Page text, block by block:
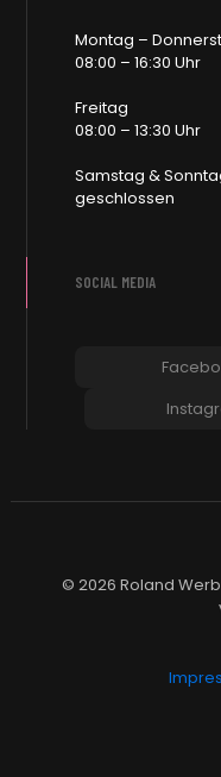
Montag –
08:00 – 16:30 Uhr
Freitag
08:00 – 13:30 Uhr
Samstag &
geschlossen
SOCIAL MEDIA
© 2026 Roland